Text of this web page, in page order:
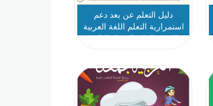
دليل التعلم عن بعد دعم
استمرارية التعلم اللغة العربية
الصف الرابع الفصل الثالث